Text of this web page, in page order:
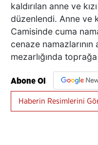
kaldırılan anne ve
düzenlendi. Anne ve
Camisinde cuma
cenaze namazlarının
mezarlığında
Abone Ol
Haberin Resimlerini